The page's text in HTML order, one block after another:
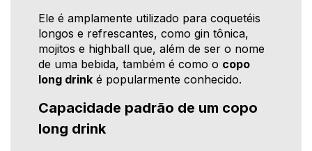
Ele é amplamente utilizado para coquetéis
longos e refrescantes, como gin tônica,
mojitos e highball que, além de ser o nome
de uma bebida, também é como o copo
long drink é popularmente conhecido.
Capacidade padrão de um copo
long drink